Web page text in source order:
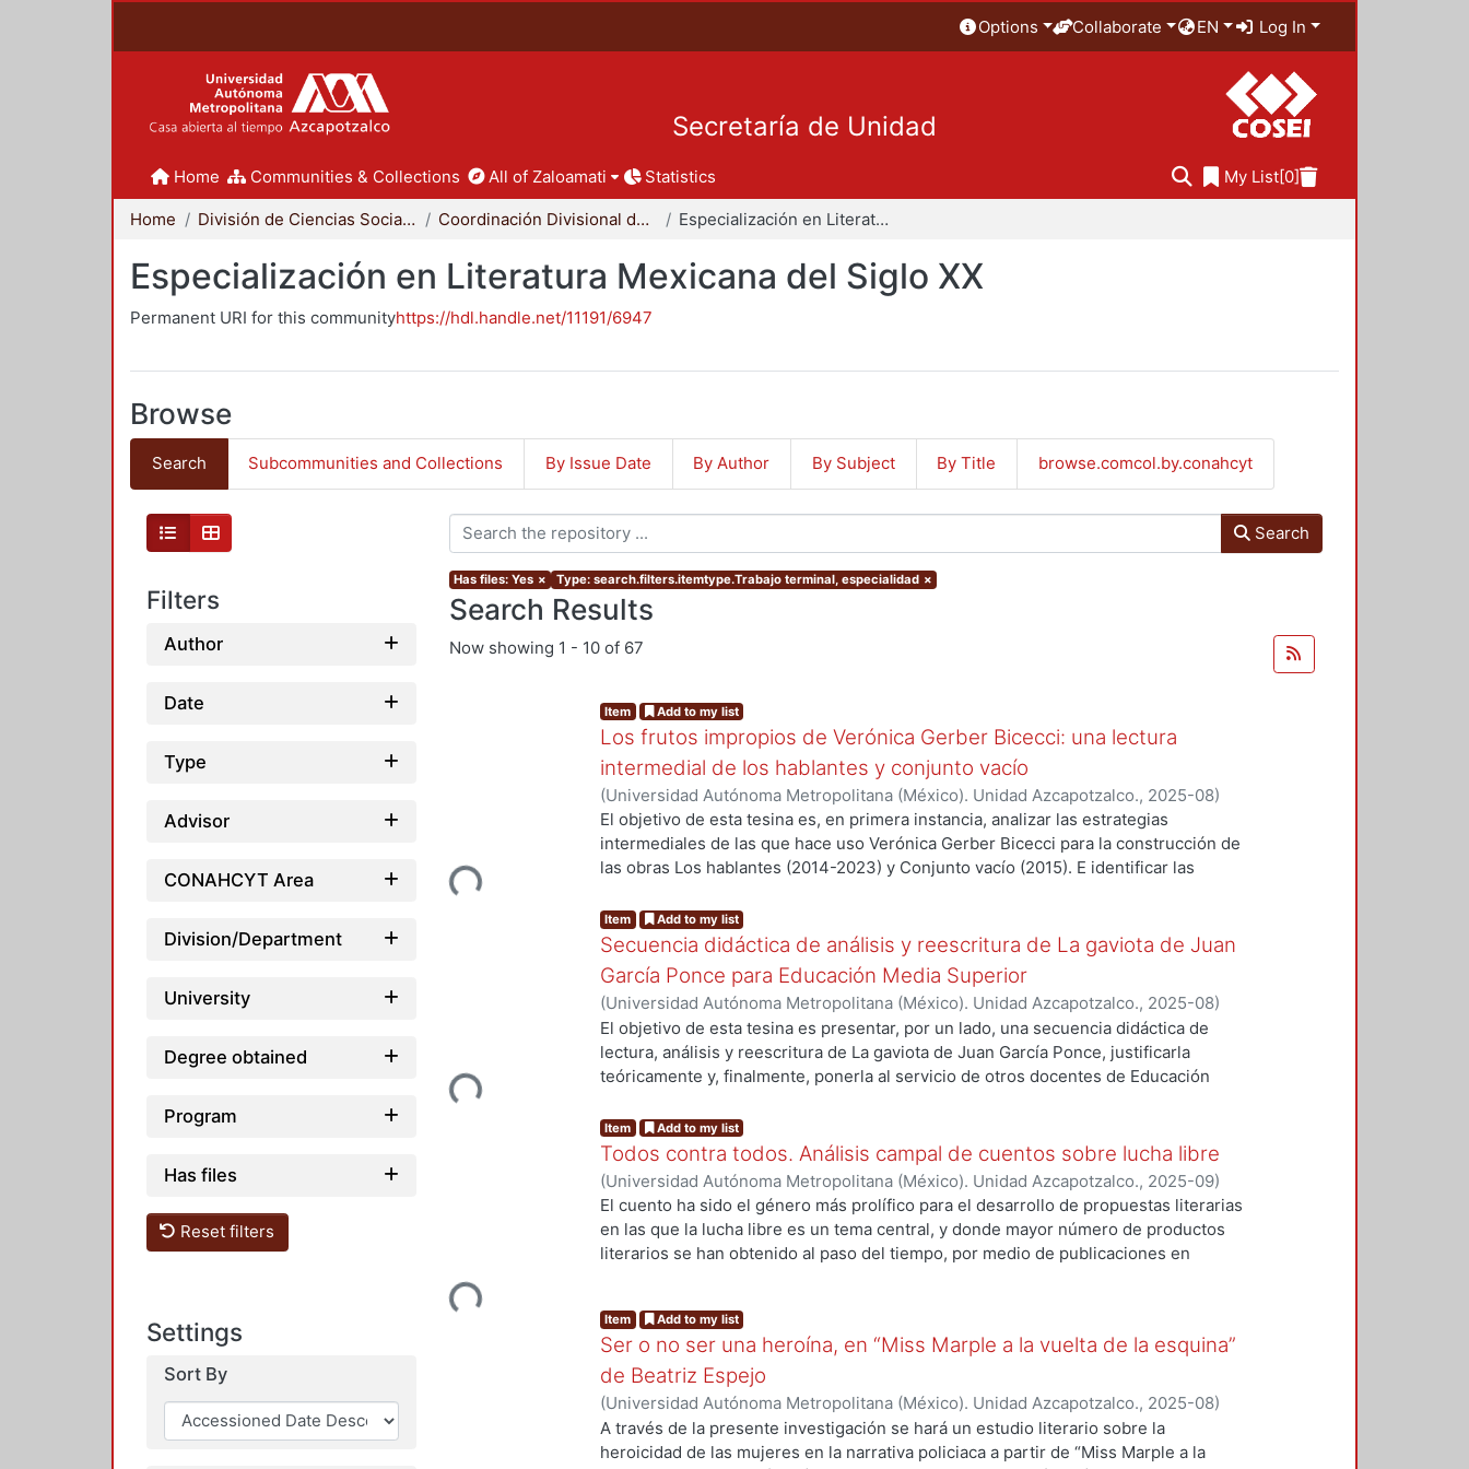
Options Collaborate EN Log In
Secretaría de Unidad
Home Communities & Collections All of Zaloamati Statistics My List[0]
Home División de Ciencias Sociales y Humanidades Coordinación Divisional de Posgrado Especialización en Literatura Mexicana del Siglo XX
Especialización en Literatura Mexicana del Siglo XX
Permanent URI for this communityhttps://hdl.handle.net/11191/6947
Browse
Search Subcommunities and Collections By Issue Date By Author By Subject By Title browse.comcol.by.conahcyt
Filters
Author
Date
Type
Advisor
CONAHCYT Area
Division/Department
University
Degree obtained
Program
Has files
Reset filters
Settings
Sort By
Search
Has files: Yes × Type: search.filters.itemtype.Trabajo terminal, especialidad ×
Search Results
Now showing 1 - 10 of 67
Loading...
Item Add to my list
Los frutos impropios de Verónica Gerber Bicecci: una lectura
intermedial de los hablantes y conjunto vacío
(Universidad Autónoma Metropolitana (México). Unidad Azcapotzalco., 2025-08)
Hernández Hernández, Odhet
El objetivo de esta tesina es, en primera instancia, analizar las estrategias
intermediales de las que hace uso Verónica Gerber Bicecci para la construcción de
las obras Los hablantes (2014-2023) y Conjunto vacío (2015). E identificar las
arte inespecífico de Florencia Garramuño, pues se postula que estas obras son
frutos impropios.
Loading...
Item Add to my list
Secuencia didáctica de análisis y reescritura de La gaviota de Juan
García Ponce para Educación Media Superior
(Universidad Autónoma Metropolitana (México). Unidad Azcapotzalco., 2025-08)
Bravo Varela, Julia
El objetivo de esta tesina es presentar, por un lado, una secuencia didáctica de
lectura, análisis y reescritura de La gaviota de Juan García Ponce, justificarla
teóricamente y, finalmente, ponerla al servicio de otros docentes de Educación
por ejemplo: establecer diálogos críticos con textos literarios, aproximar a les
estudiantes a la literatura mexicana, interpretar el mundo narrado en relación con
su contexto concreto o promover la escritura creativa en el aula.
Loading...
Item Add to my list
Todos contra todos. Análisis campal de cuentos sobre lucha libre
(Universidad Autónoma Metropolitana (México). Unidad Azcapotzalco., 2025-09)
Bastida Aguilar, Leonardo
El cuento ha sido el género más prolífico para el desarrollo de propuestas literarias
en las que la lucha libre es un tema central, y donde mayor número de productos
literarios se han obtenido al paso del tiempo, por medio de publicaciones en
analizar la estructura y los elementos de dos cuentos de escritores mexicanos
ambientados en el entorno de la lucha libre. De forma específica, se buscará
establecer las características de los elementos con los que los autores
construyeron sus narrativas y ubicar a los cuentos dentro de alguno de los
modelos definidos de estructura cuentística. La hipótesis que guiará este trabajo
será que la tradición cuentística mexicana sobre lucha libre presenta variaciones y
Item Add to my list
Ser o no ser una heroína, en “Miss Marple a la vuelta de la esquina”
de Beatriz Espejo
(Universidad Autónoma Metropolitana (México). Unidad Azcapotzalco., 2025-08)
Alvarado López, Guiselle Carolina
A través de la presente investigación se hará un estudio literario sobre la
heroicidad de las mujeres en la narrativa policiaca a partir de “Miss Marple a la